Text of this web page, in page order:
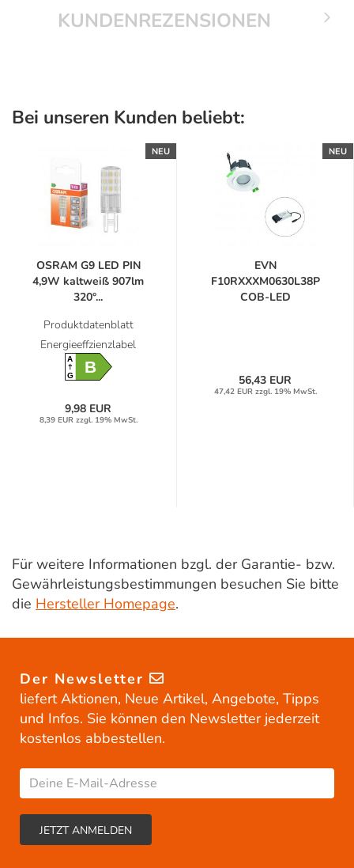
KUNDENREZENSIONEN
Bei unseren Kunden beliebt:
NEU
OSRAM G9 LED PIN
4,9W kaltweiß 907lm
320°...
Produktdatenblatt
Energieeffzienzlabel
A
GB
9,98 EUR
8,39 EUR zzgl. 19% MwSt.
NEU
EVN
F10RXXXM0630L38P
COB-LED
56,43 EUR
47,42 EUR zzgl. 19% MwSt.
Für weitere Informationen bzgl. der Garantie- bzw.
Gewährleistungsbestimmungen besuchen Sie bitte
die Hersteller Homepage.
Der Newsletter
liefert Aktionen, Neue Artikel, Angebote, Tipps
und Infos. Sie können den Newsletter jederzeit
kostenlos abbestellen.